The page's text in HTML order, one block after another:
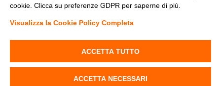
Copyright© 2013-2026 Stock Elettrico® S.r.l. All right reserved
&AC
cookie. Clicca su preferenze GDPR per saperne di più.
Visualizza la Cookie Policy Completa
ACCETTA TUTTO
ACCETTA NECESSARI